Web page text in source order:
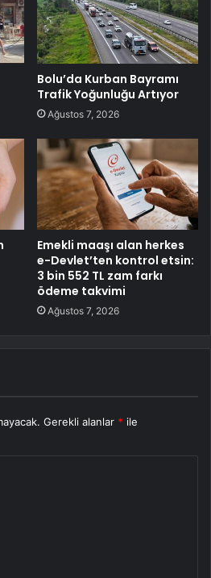
Bolu’da Kurban Bayramı
Trafik Yoğunluğu Artıyor
Ağustos 7, 2026
Emekli maaşı alan herkes
e-Devlet’ten kontrol etsin:
3 bin 552 TL zam farkı
ödeme takvimi
Ağustos 7, 2026
Gerekli alanlar * ile